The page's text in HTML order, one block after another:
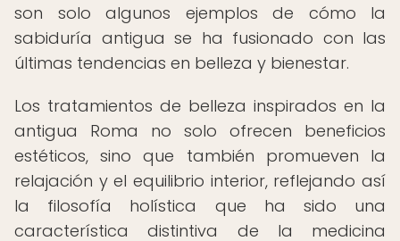
son solo algunos ejemplos de cómo la
sabiduría antigua se ha fusionado con las
últimas tendencias en belleza y bienestar.
Los tratamientos de belleza inspirados en la
antigua Roma no solo ofrecen beneficios
estéticos, sino que también promueven la
relajación y el equilibrio interior, reflejando así
la filosofía holística que ha sido una
característica distintiva de la medicina